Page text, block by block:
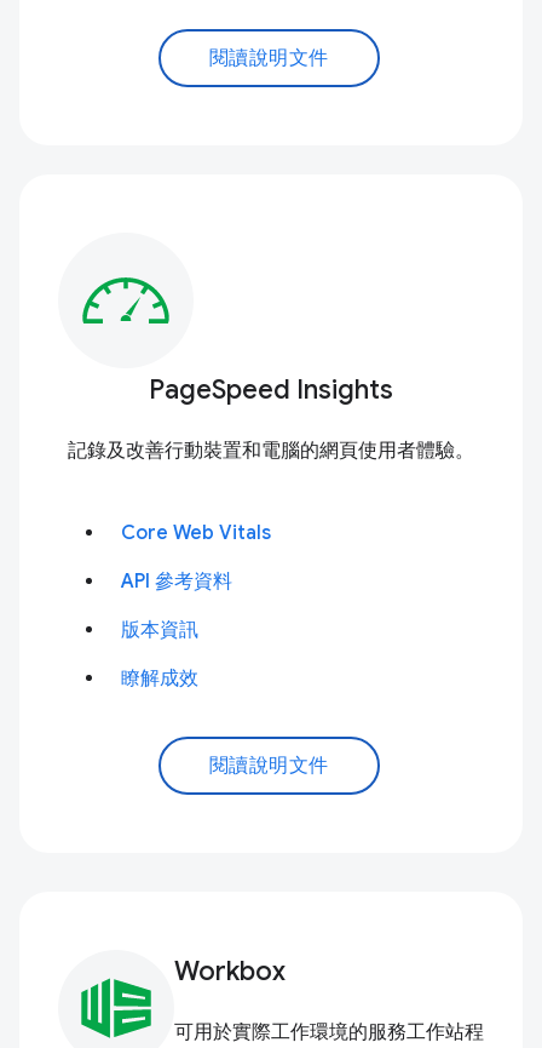
閱讀說明文件
PageSpeed Insights
記錄及改善行動裝置和電腦的網頁使用者體驗。
Core Web Vitals
API 參考資料
版本資訊
瞭解成效
閱讀說明文件
Workbox
可用於實際工作環境的服務工作站程